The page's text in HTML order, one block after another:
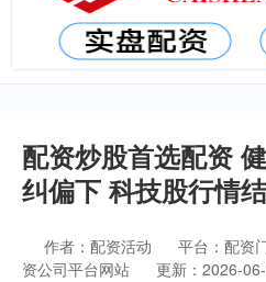
配资炒股首选配资
纠偏下 科技股行情
作者：配资活动
平台：配资
资公司平台网站
更新：2026-